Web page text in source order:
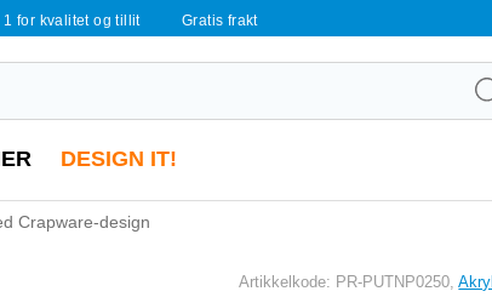
1 for kvalitet og tillit Gratis frakt
DESIGN IT!
Crapware-design
Artikkelkode: PR-PUTNP0250,Akryl